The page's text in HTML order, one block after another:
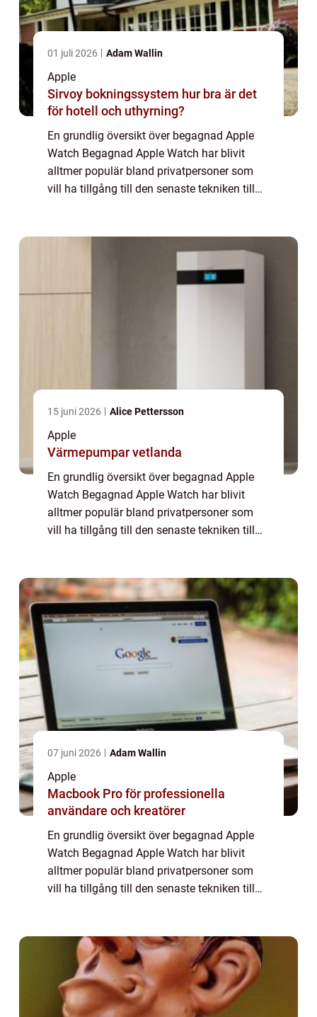
01 juli 2026 Adam Wallin
Apple
Sirvoy bokningssystem hur bra är det
för hotell och uthyrning?
En grundlig översikt över begagnad Apple
Watch Begagnad Apple Watch har blivit
alltmer populär bland privatpersoner som
vill ha tillgång till den senaste tekniken till
15 juni 2026 Alice Pettersson
Apple
Värmepumpar vetlanda
En grundlig översikt över begagnad Apple
Watch Begagnad Apple Watch har blivit
alltmer populär bland privatpersoner som
vill ha tillgång till den senaste tekniken till
07 juni 2026 Adam Wallin
Apple
Macbook Pro för professionella
användare och kreatörer
En grundlig översikt över begagnad Apple
Watch Begagnad Apple Watch har blivit
alltmer populär bland privatpersoner som
vill ha tillgång till den senaste tekniken till